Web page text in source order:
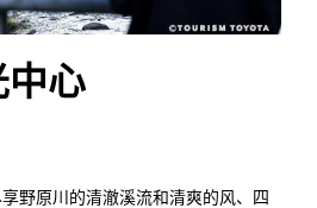
中心
野原川的清澈溪流和清爽的风、四